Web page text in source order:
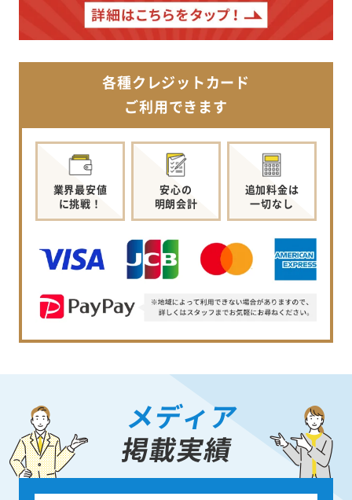
各種クレジットカード
ご利用できます
業界最安値
に挑戦！
安心の
明朗会計
追加料金は
一切なし
メディア
掲載実績